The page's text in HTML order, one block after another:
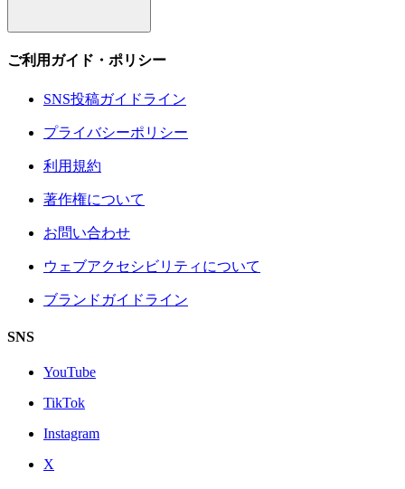
ご利用ガイド・ポリシー
SNS投稿ガイドライン
プライバシーポリシー
利用規約
著作権について
お問い合わせ
ウェブアクセシビリティについて
ブランドガイドライン
SNS
YouTube
TikTok
Instagram
X